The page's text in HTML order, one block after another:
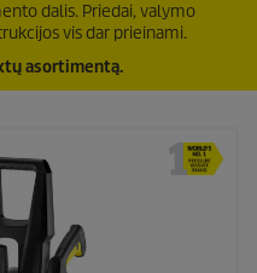
dalis. Priedai, valymo
vis dar prieinami.
asortimentą.